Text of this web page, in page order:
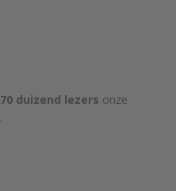
duizend lezers onze